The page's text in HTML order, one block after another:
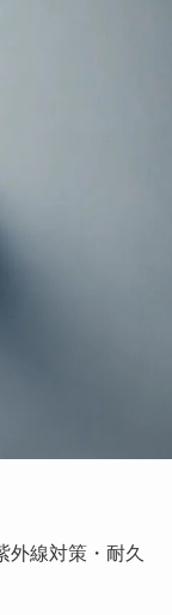
外線対策・耐久